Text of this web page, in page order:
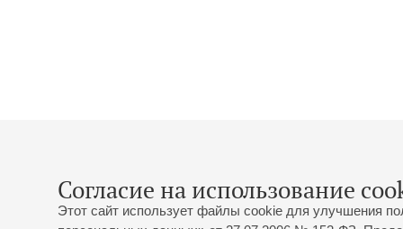
Согласие на использование
Этот сайт использует файлы cookie для улучшения